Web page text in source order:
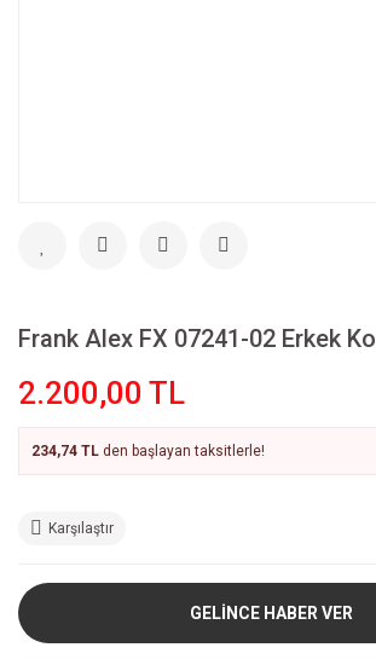
Frank Alex FX 07241-02 Erkek
2.200,00 TL
234,74 TL den başlayan taksitlerle!
Karşılaştır
GELİNCE HABER VER